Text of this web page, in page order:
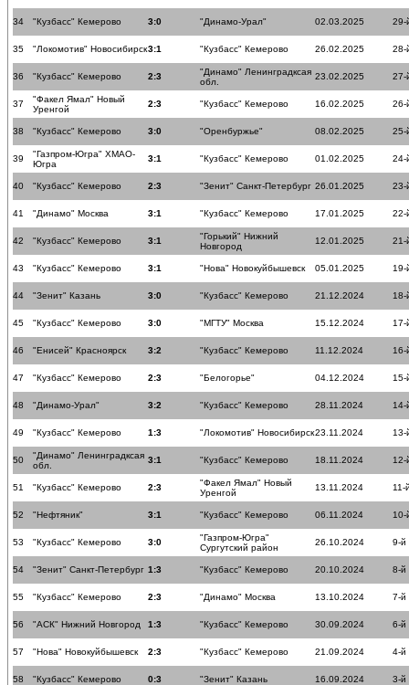
34 "Кузбасс" Кемерово 3:0 "Динамо-Урал" 02.03.2025 29-
35 "Локомотив" Новосибирск3:1 "Кузбасс" Кемерово 26.02.2025 28-
36 "Кузбасс" Кемерово 2:3
"Динамо" Ленинградксая
обл.
23.02.2025 27-
37
"Факел Ямал" Новый
Уренгой
2:3 "Кузбасс" Кемерово 16.02.2025 26-
38 "Кузбасс" Кемерово 3:0 "Оренбуржье" 08.02.2025 25-
39
"Газпром-Югра" ХМАО-
Югра
3:1 "Кузбасс" Кемерово 01.02.2025 24-
40 "Кузбасс" Кемерово 2:3 "Зенит" Санкт-Петербург 26.01.2025 23-
41 "Динамо" Москва 3:1 "Кузбасс" Кемерово 17.01.2025 22-
42 "Кузбасс" Кемерово 3:1
"Горький" Нижний
Новгород
12.01.2025 21-
43 "Кузбасс" Кемерово 3:1 "Нова" Новокуйбышевск 05.01.2025 19-
44 "Зенит" Казань 3:0 "Кузбасс" Кемерово 21.12.2024 18-
45 "Кузбасс" Кемерово 3:0 "МГТУ" Москва 15.12.2024 17-
46 "Енисей" Красноярск 3:2 "Кузбасс" Кемерово 11.12.2024 16-
47 "Кузбасс" Кемерово 2:3 "Белогорье" 04.12.2024 15-
48 "Динамо-Урал" 3:2 "Кузбасс" Кемерово 28.11.2024 14-
49 "Кузбасс" Кемерово 1:3 "Локомотив" Новосибирск23.11.2024 13-
50
"Динамо" Ленинградксая
обл.
3:1 "Кузбасс" Кемерово 18.11.2024 12-
51 "Кузбасс" Кемерово 2:3
"Факел Ямал" Новый
Уренгой
13.11.2024 11-
52 "Нефтяник" 3:1 "Кузбасс" Кемерово 06.11.2024 10-
53 "Кузбасс" Кемерово 3:0
"Газпром-Югра"
Сургутский район
26.10.2024 9-й
54 "Зенит" Санкт-Петербург 1:3 "Кузбасс" Кемерово 20.10.2024 8-й
55 "Кузбасс" Кемерово 2:3 "Динамо" Москва 13.10.2024 7-й
56 "АСК" Нижний Новгород 1:3 "Кузбасс" Кемерово 30.09.2024 6-й
57 "Нова" Новокуйбышевск 2:3 "Кузбасс" Кемерово 21.09.2024 4-й
58 "Кузбасс" Кемерово 0:3 "Зенит" Казань 16.09.2024 3-й